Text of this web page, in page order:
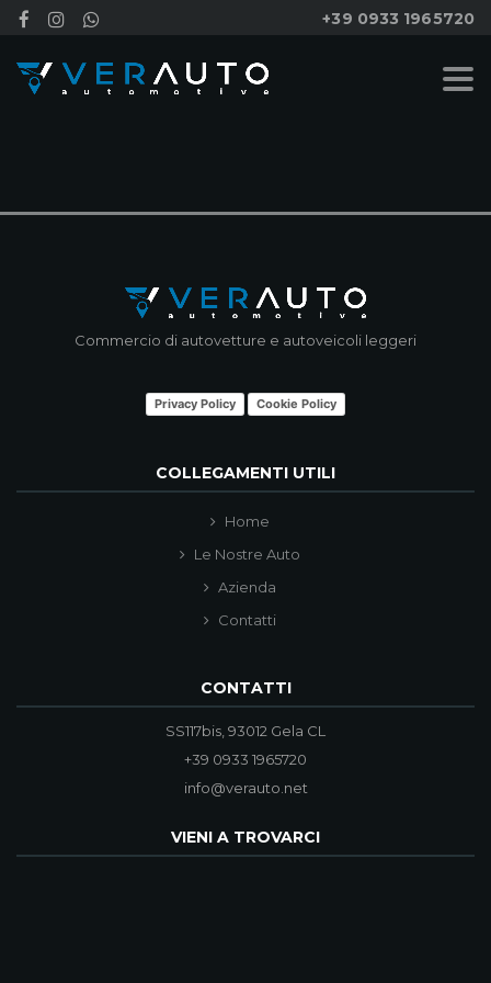
+39 0933 1965720
Commercio di autovetture e autoveicoli leggeri
Privacy Policy Cookie Policy
COLLEGAMENTI UTILI
Home
Le Nostre Auto
Azienda
Contatti
CONTATTI
SS117bis, 93012 Gela CL
+39 0933 1965720
info@verauto.net
VIENI A TROVARCI